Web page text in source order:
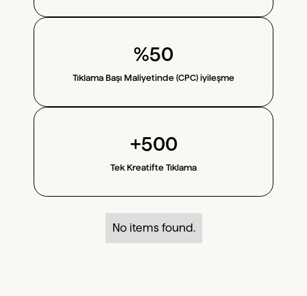
%50
Tıklama Başı Maliyetinde (CPC) iyileşme
+500
Tek Kreatifte Tıklama
No items found.